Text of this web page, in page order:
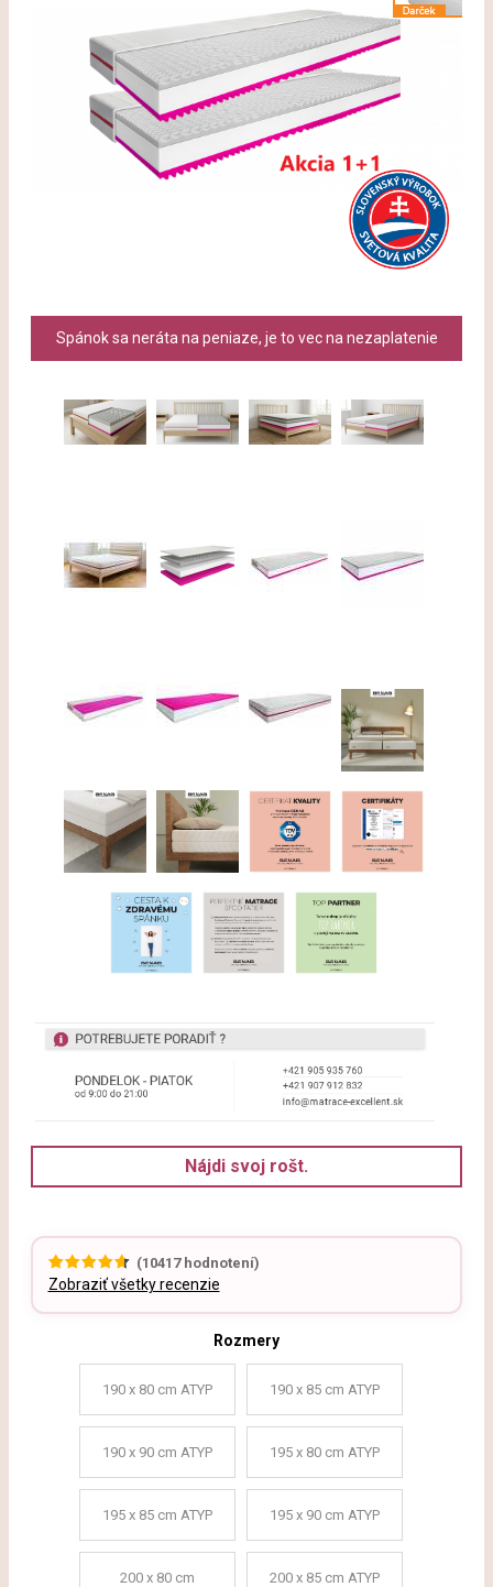
Spánok sa neráta na peniaze, je to vec na nezaplatenie
Nájdi svoj rošt.
(10417hodnotení)
Zobraziť všetky recenzie
Rozmery
190 x 80 cm ATYP 190 x 85 cm ATYP
190 x 90 cm ATYP 195 x 80 cm ATYP
195 x 85 cm ATYP 195 x 90 cm ATYP
200 x 80 cm 200 x 85 cm ATYP